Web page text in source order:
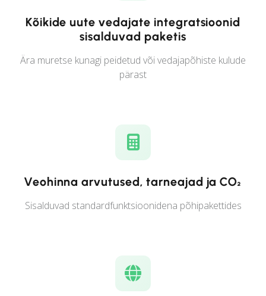
Kõikide uute vedajate integratsioonid
sisalduvad paketis
Ära muretse kunagi peidetud või vedajapõhiste kulude
pärast
Veohinna arvutused, tarneajad ja CO₂
Sisalduvad standardfunktsioonidena põhipakettides